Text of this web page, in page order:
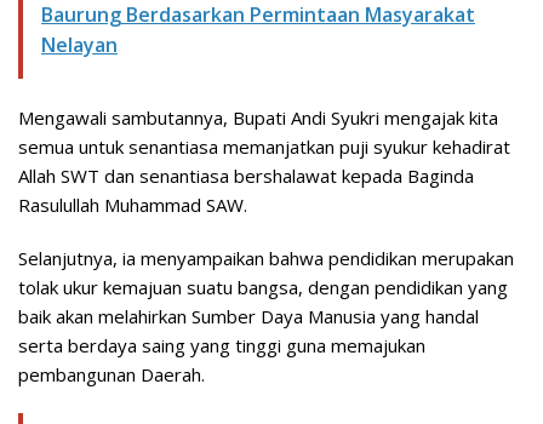
Baurung Berdasarkan Permintaan Masyarakat
Nelayan
Mengawali sambutannya, Bupati Andi Syukri mengajak kita
semua untuk senantiasa memanjatkan puji syukur kehadirat
Allah SWT dan senantiasa bershalawat kepada Baginda
Rasulullah Muhammad SAW.
Selanjutnya, ia menyampaikan bahwa pendidikan merupakan
tolak ukur kemajuan suatu bangsa, dengan pendidikan yang
baik akan melahirkan Sumber Daya Manusia yang handal
serta berdaya saing yang tinggi guna memajukan
pembangunan Daerah.